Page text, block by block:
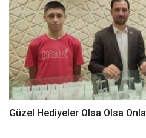
Güzel Hediyeler Olsa Olsa